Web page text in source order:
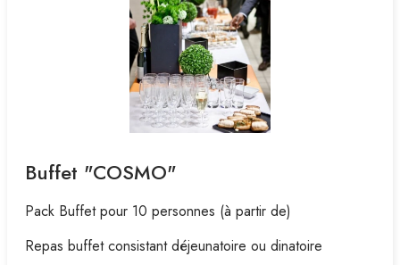
Buffet "COSMO"
Pack Buffet pour 10 personnes (à partir de)
Repas buffet consistant déjeunatoire ou dinatoire